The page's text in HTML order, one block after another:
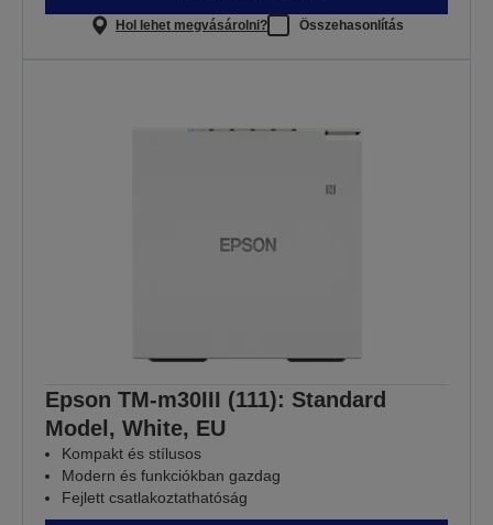
Hol lehet megvásárolni? Összehasonlítás
Epson TM-m30III (111): Standard
Model, White, EU
Kompakt és stílusos
Modern és funkciókban gazdag
Fejlett csatlakoztathatóság